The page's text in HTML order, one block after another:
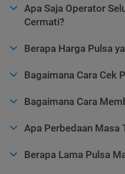
Apa Saja Operator
Cermati?
Berapa Harga Pulsa
Bagaimana Cara Cek
Bagaimana Cara
Apa Perbedaan Masa
Berapa Lama Pulsa